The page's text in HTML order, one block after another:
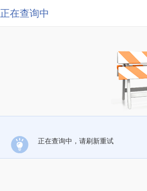
正在查询中
正在查询中，请刷新重试